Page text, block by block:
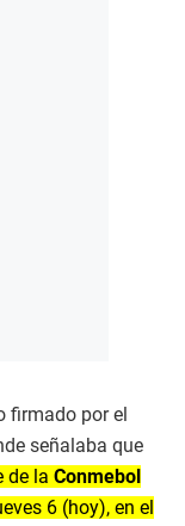
firmado por el
señalaba que
de la Conmebol
6 (hoy), en el